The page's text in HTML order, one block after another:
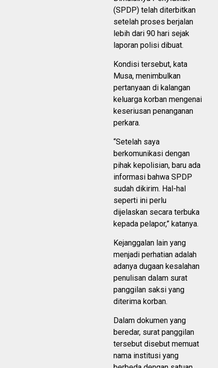
(SPDP) telah diterbitkan
setelah proses berjalan
lebih dari 90 hari sejak
laporan polisi dibuat.
Kondisi tersebut, kata
Musa, menimbulkan
pertanyaan di kalangan
keluarga korban mengenai
keseriusan penanganan
perkara.
“Setelah saya
berkomunikasi dengan
pihak kepolisian, baru ada
informasi bahwa SPDP
sudah dikirim. Hal-hal
seperti ini perlu
dijelaskan secara terbuka
kepada pelapor,” katanya.
Kejanggalan lain yang
menjadi perhatian adalah
adanya dugaan kesalahan
penulisan dalam surat
panggilan saksi yang
diterima korban.
Dalam dokumen yang
beredar, surat panggilan
tersebut disebut memuat
nama institusi yang